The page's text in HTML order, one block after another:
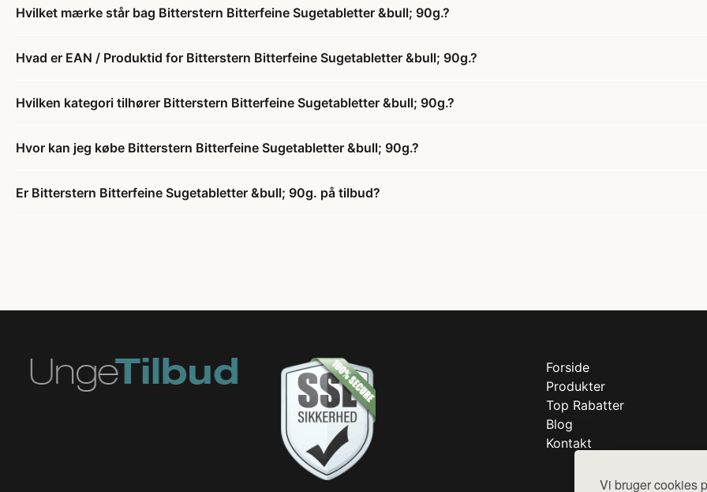
Vi bruger cookies
Hvilket mærke står bag Bitterstern Bitterfeine Sugetabletter &bull; 90g.?
Hvad er EAN / Produktid for Bitterstern Bitterfeine Sugetabletter &bull; 90g.?
Hvilken kategori tilhører Bitterstern Bitterfeine Sugetabletter &bull; 90g.?
Hvor kan jeg købe Bitterstern Bitterfeine Sugetabletter &bull; 90g.?
Er Bitterstern Bitterfeine Sugetabletter &bull; 90g. på tilbud?
Forside
Produkter
Top Rabatter
Blog
Kontakt